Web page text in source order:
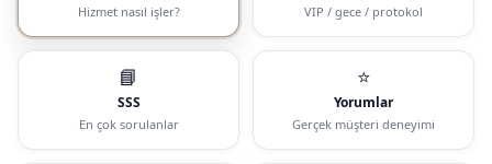
Hizmet nasıl işler? VIP / gece / protokol
📘
SSS
En çok sorulanlar
⭐
Yorumlar
Gerçek müşteri deneyimi